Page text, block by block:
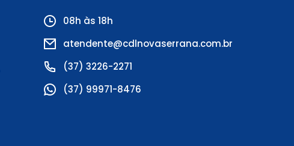
08h às 18h
atendente@cdlnovaserrana.com.br
(37) 3226-2271
(37) 99971-8476